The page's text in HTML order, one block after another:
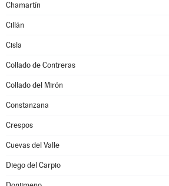
Chamartín
Cillán
Cisla
Collado de Contreras
Collado del Mirón
Constanzana
Crespos
Cuevas del Valle
Diego del Carpio